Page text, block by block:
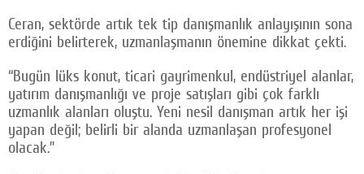
Ceran, sektörde artık tek tip danışmanlık anlayışının sona
erdiğini belirterek, uzmanlaşmanın önemine dikkat çekti.
“Bugün lüks konut, ticari gayrimenkul, endüstriyel alanlar,
yatırım danışmanlığı ve proje satışları gibi çok farklı
uzmanlık alanları oluştu. Yeni nesil danışman artık her işi
yapan değil; belirli bir alanda uzmanlaşan profesyonel
olacak.”